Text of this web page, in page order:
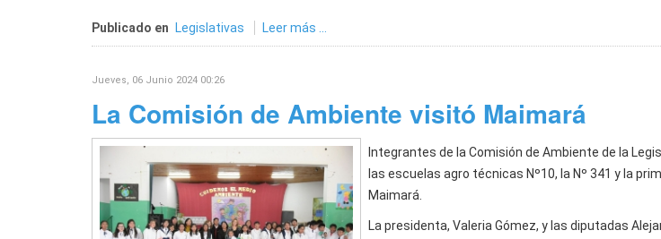
Publicado en Legislativas Leer más ...
Jueves, 06 Junio 2024 00:26
La Comisión de Ambiente visitó Maimará
Integrantes de la Comisión de Ambiente de la
las escuelas agro técnicas Nº10, la Nº 341 y la
Maimará.
La presidenta, Valeria Gómez, y las diputadas